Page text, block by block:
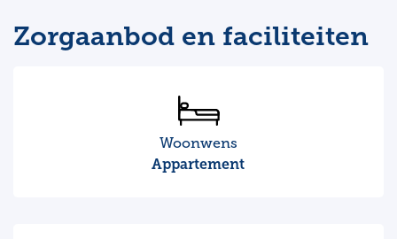
Zorgaanbod en faciliteiten
Woonwens
Appartement